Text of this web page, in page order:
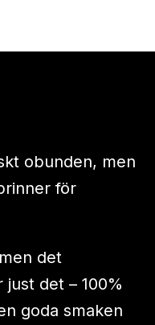
obunden, men
för
det
det – 100%
goda smaken